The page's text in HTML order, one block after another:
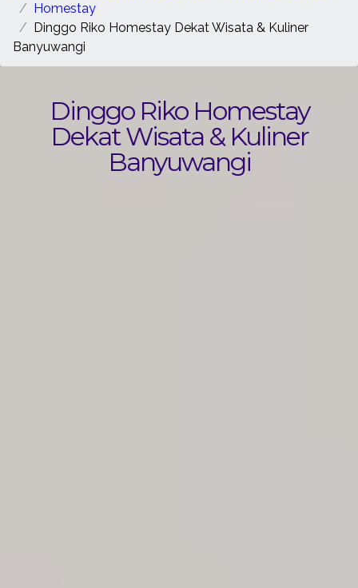
Homestay
Dinggo Riko Homestay Dekat Wisata & Kuliner
Banyuwangi
Dinggo Riko Homestay
Dekat Wisata & Kuliner
Banyuwangi